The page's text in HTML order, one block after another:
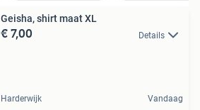
Geisha, shirt maat XL
€ 7,00 Details
Harderwijk Vandaag